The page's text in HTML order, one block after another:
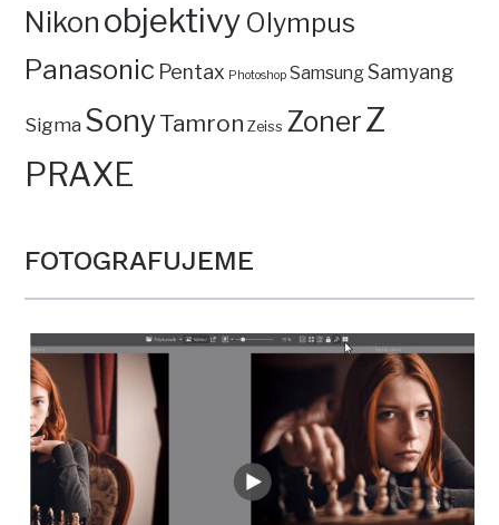
Nikon objektivy Olympus
Panasonic Pentax Photoshop SamsungSamyang
Sigma SonyTamron Zeiss ZonerZ
PRAXE
FOTOGRAFUJEME